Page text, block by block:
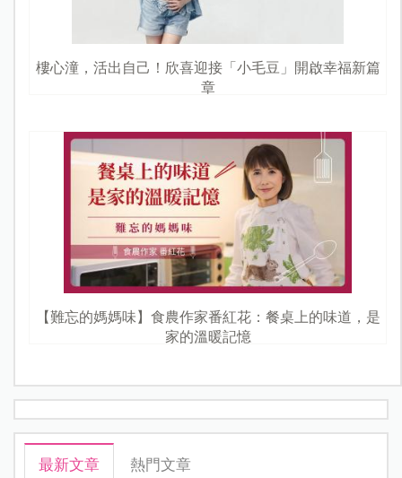
樓心潼，活出自己！欣喜迎接「小毛豆」開啟幸福新篇
章
【難忘的媽媽味】食農作家番紅花：餐桌上的味道，是
家的溫暖記憶
最新文章 熱門文章